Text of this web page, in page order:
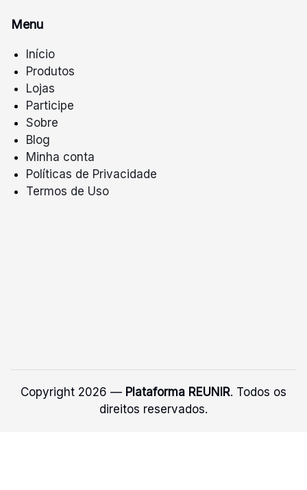
Menu
Início
Produtos
Lojas
Participe
Sobre
Blog
Minha conta
Políticas de Privacidade
Termos de Uso
Copyright 2026 — Plataforma REUNIR. Todos os
direitos reservados.